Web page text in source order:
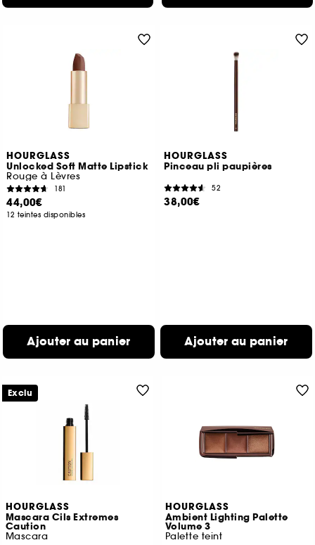
HOURGLASS
Unlocked Soft Matte Lipstick
Rouge à Lèvres
181
44,00€
12 teintes disponibles
Ajouter au panier
HOURGLASS
Pinceau pli paupières
52
38,00€
Ajouter au panier
HOURGLASS
Mascara Cils Extremes
Caution
Mascara
Exclu
HOURGLASS
Ambient Lighting Palette
Volume 3
Palette teint